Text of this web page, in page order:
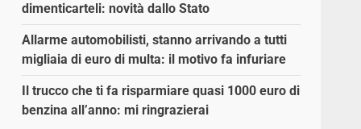
dimenticarteli: novità dallo Stato
Allarme automobilisti, stanno arrivando a tutti
migliaia di euro di multa: il motivo fa infuriare
Il trucco che ti fa risparmiare quasi 1000 euro di
benzina all’anno: mi ringrazierai